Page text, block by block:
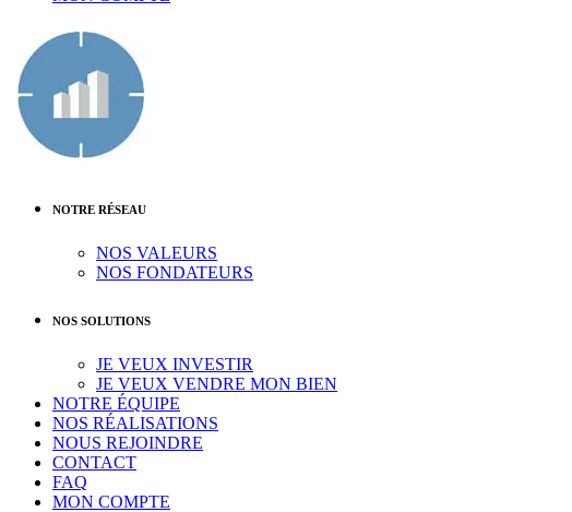
NOTRE RÉSEAU
NOS VALEURS
NOS FONDATEURS
NOS SOLUTIONS
JE VEUX INVESTIR
JE VEUX VENDRE MON BIEN
NOTRE ÉQUIPE
NOS RÉALISATIONS
NOUS REJOINDRE
CONTACT
FAQ
MON COMPTE